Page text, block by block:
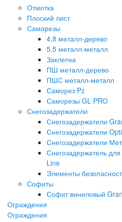
Отмотка
Плоский лист
Саморезы
4,8 металл-дерево
5,5 металл-металл
Заклепка
ПШ металл-дерево
ПШС металл-металл
Саморез Pz
Саморезы GL PRO
Снегозадержатели
Снегозадержатели
Снегозадержатели
Снегозадержатели
Снегозадержатель
Line
Элементы
Софиты
Софит виниловый
Ограждения
Ограждения